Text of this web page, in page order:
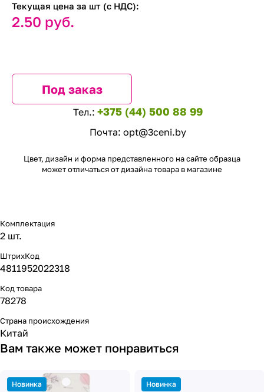
Текущая цена за шт (с НДС):
2.50 руб.
Под заказ
Тел.: +375 (44) 500 88 99
Почта: opt@3ceni.by
Цвет, дизайн и форма представленного на сайте образца
может отличаться от дизайна товара в магазине
Комплектация
2 шт.
ШтрихКод
4811952022318
Код товара
78278
Страна происхождения
Китай
Вам также может понравиться
Новинка Новинка